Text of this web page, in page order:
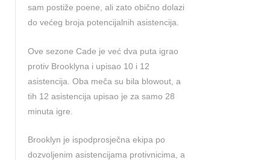
sam postiže poene, ali zato obično dolazi
do većeg broja potencijalnih asistencija.
Ove sezone Cade je već dva puta igrao
protiv Brooklyna i upisao 10 i 12
asistencija. Oba meča su bila blowout, a
tih 12 asistencija upisao je za samo 28
minuta igre.
Brooklyn je ispodprosječna ekipa po
dozvoljenim asistencijama protivnicima, a